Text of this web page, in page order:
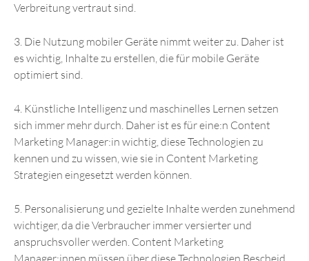
Verbreitung vertraut sind.
3. Die Nutzung mobiler Geräte nimmt weiter zu. Daher ist
es wichtig, Inhalte zu erstellen, die für mobile Geräte
optimiert sind.
4. Künstliche Intelligenz und maschinelles Lernen setzen
sich immer mehr durch. Daher ist es für eine:n Content
Marketing Manager:in wichtig, diese Technologien zu
kennen und zu wissen, wie sie in Content Marketing
Strategien eingesetzt werden können.
5. Personalisierung und gezielte Inhalte werden zunehmend
wichtiger, da die Verbraucher immer versierter und
anspruchsvoller werden. Content Marketing
Manager:innen müssen über diese Technologien Bescheid